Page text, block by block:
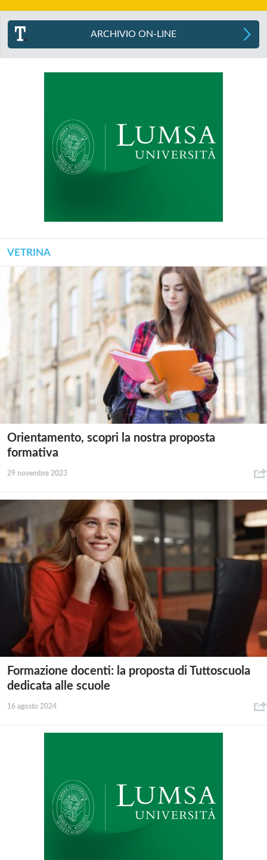
ARCHIVIO ON-LINE
VETRINA
Orientamento, scopri la nostra proposta
formativa
29 novembre 2023
Formazione docenti: la proposta di Tuttoscuola
dedicata alle scuole
16 agosto 2024